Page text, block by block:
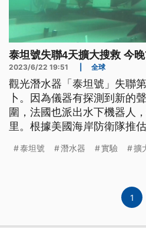
泰坦號失聯4天擴大搜救 今
2023/6/22 19:51 全球
觀光潛水器「泰坦號」失聯
卜。因為儀器有探測到新的
圍，法國也派出水下機器人
里。根據美國海岸防衛隊推
然抱持最後希望，期盼奇蹟
泰坦號 潛水器 實驗 擴
1